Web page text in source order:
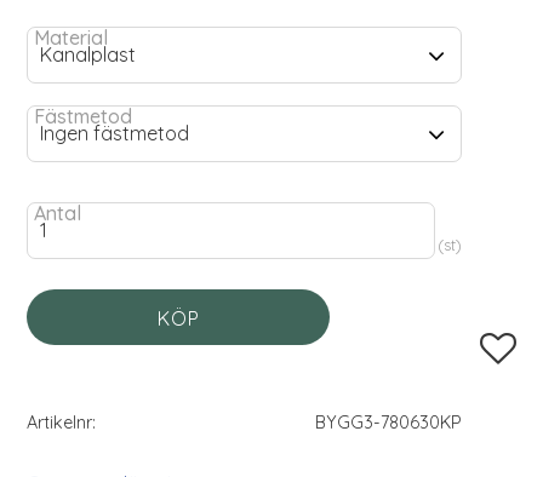
Material
Fästmetod
Antal
st
KÖP
Lägg
Artikelnr BYGG3-780630KP